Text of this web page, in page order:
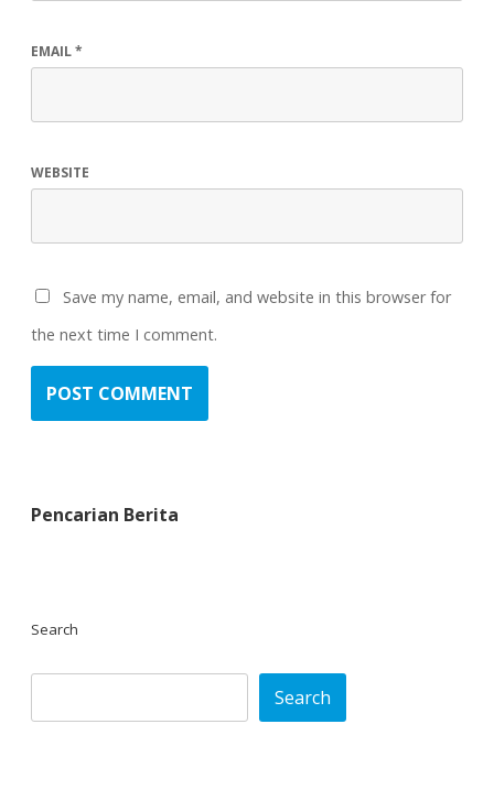
EMAIL*
WEBSITE
Save my name, email, and website in this browser for
the next time I comment.
Pencarian Berita
Search
Search